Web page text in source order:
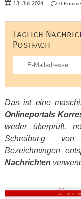
13. Juli 2024 0
Täglich
Postfach
Das ist eine
Onlineportals
weder überprüft,
Schreibung
Bezeichnungen
Nachrichten